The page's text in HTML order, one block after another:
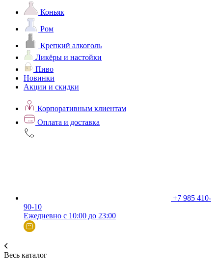
Коньяк
Ром
Крепкий алкоголь
Ликёры и настойки
Пиво
Новинки
Акции и скидки
Корпоративным клиентам
Оплата и доставка
+7 985 410-
90-10
Ежедневно с 10:00 до 23:00
Весь каталог